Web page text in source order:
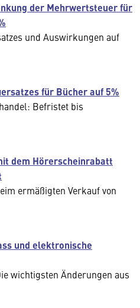
der Mehrwertsteuer für
und Auswirkungen auf
für Bücher auf 5%
Befristet bis
dem Hörerscheinrabatt
ermäßigten Verkauf von
und elektronische
wichtigsten Änderungen aus